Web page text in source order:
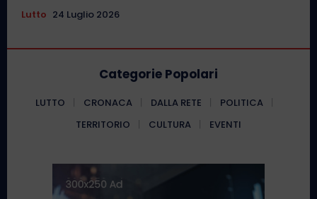
Lutto 24 Luglio 2026
Categorie Popolari
LUTTO CRONACA DALLA RETE
POLITICA
TERRITORIO
CULTURA EVENTI